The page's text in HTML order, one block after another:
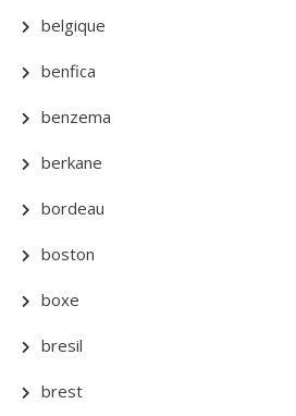
belgique
benfica
benzema
berkane
bordeau
boston
boxe
bresil
brest